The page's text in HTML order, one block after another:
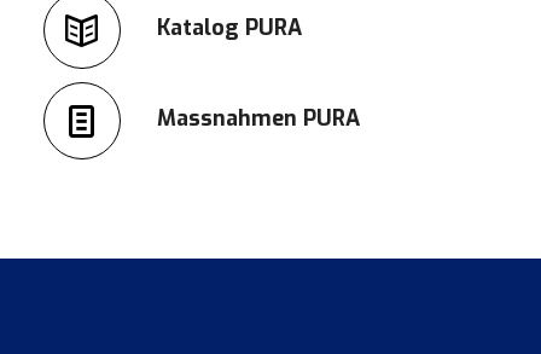
Katalog PURA
Massnahmen PURA